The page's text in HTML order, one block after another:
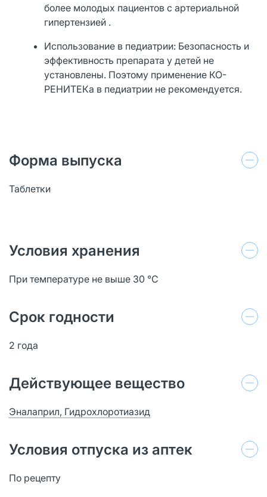
более молодых пациентов с артериальной
гипертензией .
Использование в педиатрии: Безопасность и
эффективность препарата у детей не
установлены. Поэтому применение КО-
РЕНИТЕКа в педиатрии не рекомендуется.
Форма выпуска
Таблетки
Условия хранения
При температуре не выше 30 °C
Срок годности
2 года
Действующее вещество
Эналаприл, Гидрохлоротиазид
Условия отпуска из аптек
По рецепту